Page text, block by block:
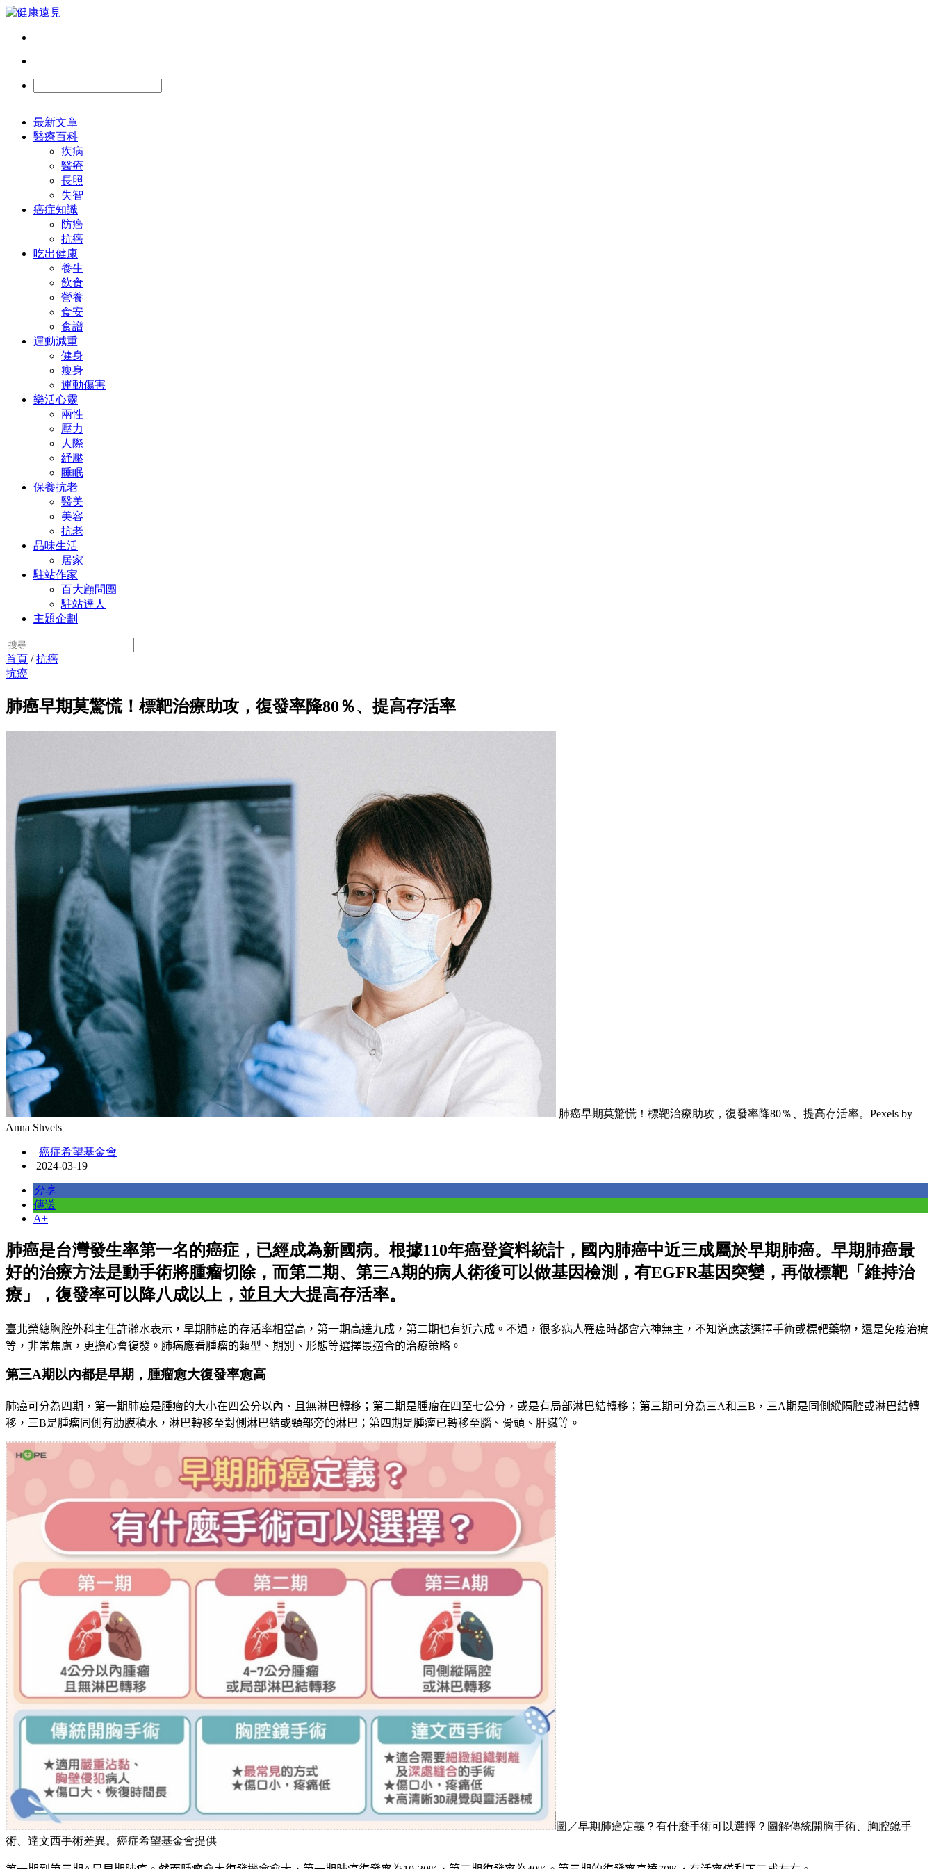
最新文章
醫療百科
疾病
醫療
長照
失智
癌症知識
防癌
抗癌
吃出健康
養生
飲食
營養
食安
食譜
運動減重
健身
瘦身
運動傷害
樂活心靈
兩性
壓力
人際
紓壓
睡眠
保養抗老
醫美
美容
抗老
品味生活
居家
駐站作家
百大顧問團
駐站達人
主題企劃
首頁 /抗癌
抗癌
肺癌早期莫驚慌！標靶治療助攻，復發率降80％、提高存活率
肺癌早期莫驚慌！標靶治療助攻，復發率降80％、提高存活率。Pexels by
Anna Shvets
癌症希望基金會
2024-03-19
分享
傳送
A+
肺癌是台灣發生率第一名的癌症，已經成為新國病。根據110年癌登資料統計，國內肺癌中近三成屬於早期肺癌。早期肺癌最
好的治療方法是動手術將腫瘤切除，而第二期、第三A期的病人術後可以做基因檢測，有EGFR基因突變，再做標靶「維持治
療」，復發率可以降八成以上，並且大大提高存活率。
臺北榮總胸腔外科主任許瀚水表示，早期肺癌的存活率相當高，第一期高達九成，第二期也有近六成。不過，很多病人罹癌時都會六神無主，不知道應該選擇手術或標靶藥物，還是免疫治療
等，非常焦慮，更擔心會復發。肺癌應看腫瘤的類型、期別、形態等選擇最適合的治療策略。
第三A期以內都是早期，腫瘤愈大復發率愈高
肺癌可分為四期，第一期肺癌是腫瘤的大小在四公分以內、且無淋巴轉移；第二期是腫瘤在四至七公分，或是有局部淋巴結轉移；第三期可分為三A和三B ，三A期是同側縱隔腔或淋巴結轉
移，三B是腫瘤同側有肋膜積水，淋巴轉移至對側淋巴結或頸部旁的淋巴 ； 第四期是腫瘤已轉移至腦、骨頭、肝臟等。
圖／早期肺癌定義？有什麼手術可以選擇？圖解傳統開胸手術、胸腔鏡手
術、達文西手術差異。癌症希望基金會提供